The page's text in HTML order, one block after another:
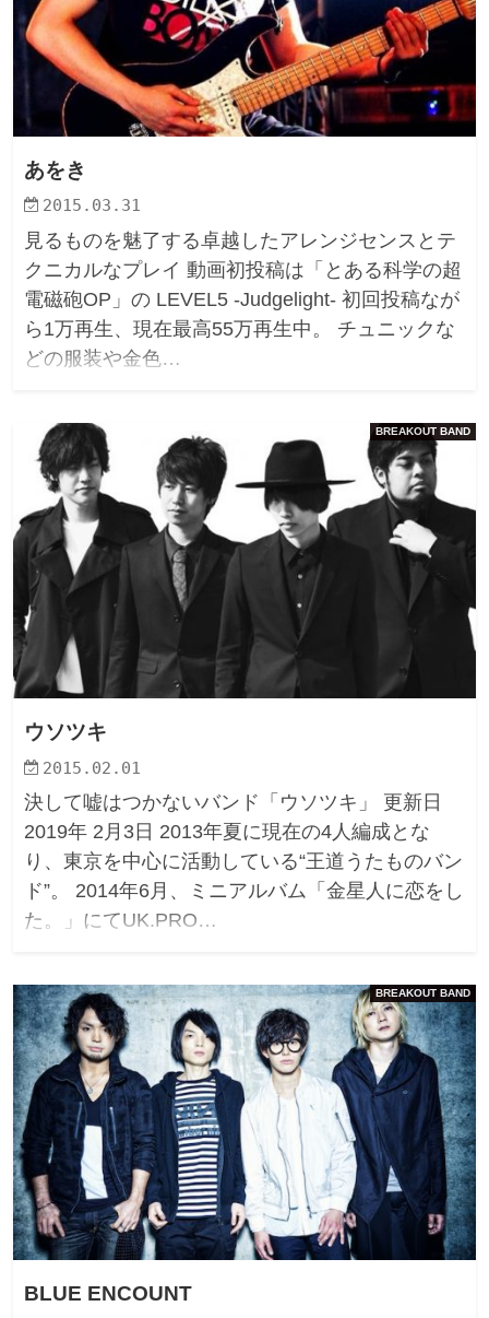
あをき
2015.03.31
見るものを魅了する卓越したアレンジセンスとテ
クニカルなプレイ 動画初投稿は「とある科学の超
電磁砲OP」の LEVEL5 -Judgelight- 初回投稿なが
ら1万再生、現在最高55万再生中。 チュニックな
どの服装や金色…
BREAKOUT BAND
ウソツキ
2015.02.01
決して嘘はつかないバンド「ウソツキ」 更新日
2019年 2月3日 2013年夏に現在の4人編成とな
り、東京を中心に活動している“王道うたものバン
ド”。 2014年6月、ミニアルバム「金星人に恋をし
た。」にてUK.PRO…
BREAKOUT BAND
BLUE ENCOUNT